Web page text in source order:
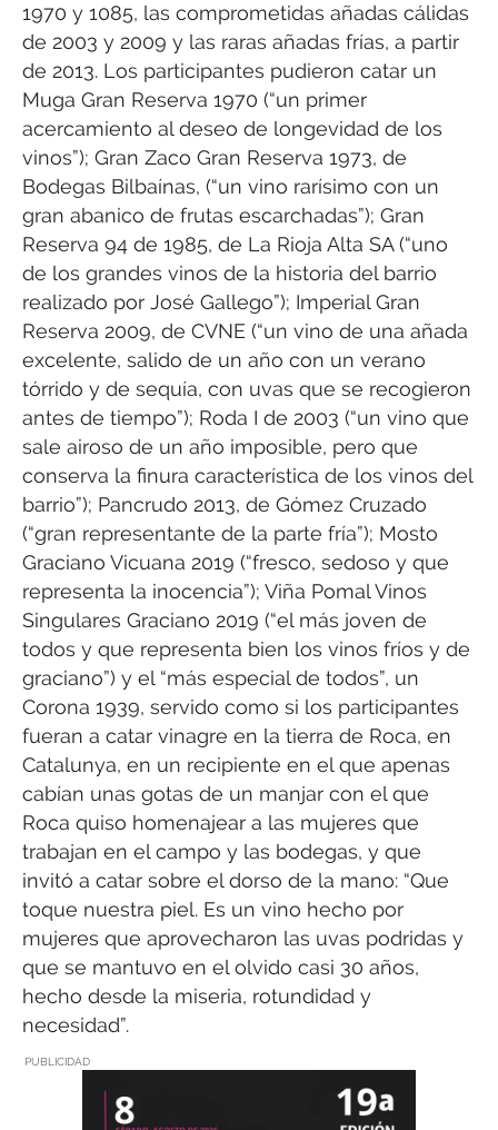
1970 y 1085, las comprometidas añadas cálidas
de 2003 y 2009 y las raras añadas frías, a partir
de 2013. Los participantes pudieron catar un
Muga Gran Reserva 1970 (“un primer
acercamiento al deseo de longevidad de los
vinos”); Gran Zaco Gran Reserva 1973, de
Bodegas Bilbaínas, (“un vino rarísimo con un
gran abanico de frutas escarchadas”); Gran
Reserva 94 de 1985, de La Rioja Alta SA (“uno
de los grandes vinos de la historia del barrio
realizado por José Gallego”); Imperial Gran
Reserva 2009, de CVNE (“un vino de una añada
excelente, salido de un año con un verano
tórrido y de sequía, con uvas que se recogieron
antes de tiempo”); Roda I de 2003 (“un vino que
sale airoso de un año imposible, pero que
conserva la finura característica de los vinos del
barrio”); Pancrudo 2013, de Gómez Cruzado
(“gran representante de la parte fría”); Mosto
Graciano Vicuana 2019 (“fresco, sedoso y que
representa la inocencia”); Viña Pomal Vinos
Singulares Graciano 2019 (“el más joven de
todos y que representa bien los vinos fríos y de
graciano”) y el “más especial de todos”, un
Corona 1939, servido como si los participantes
fueran a catar vinagre en la tierra de Roca, en
Catalunya, en un recipiente en el que apenas
cabían unas gotas de un manjar con el que
Roca quiso homenajear a las mujeres que
trabajan en el campo y las bodegas, y que
invitó a catar sobre el dorso de la mano: “Que
toque nuestra piel. Es un vino hecho por
mujeres que aprovecharon las uvas podridas y
que se mantuvo en el olvido casi 30 años,
hecho desde la miseria, rotundidad y
necesidad”.
PUBLICIDAD